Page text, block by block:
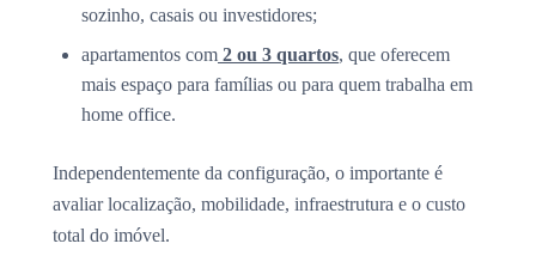
sozinho, casais ou investidores;
apartamentos com 2 ou 3 quartos, que oferecem
mais espaço para famílias ou para quem trabalha em
home office.
Independentemente da configuração, o importante é
avaliar localização, mobilidade, infraestrutura e o custo
total do imóvel.